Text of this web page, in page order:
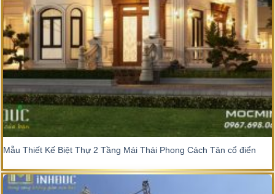
Mẫu Thiết Kế Biệt Thự 2 Tầng Mái Thái Phong Cách Tân cổ điển